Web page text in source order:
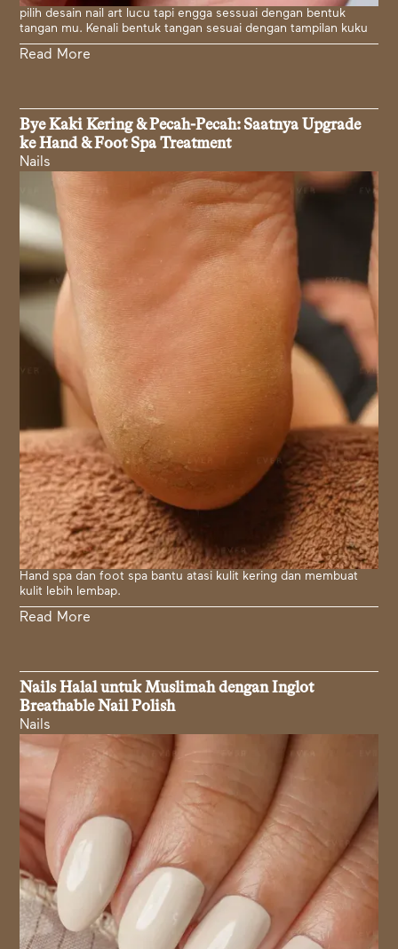
pilih desain nail art lucu tapi engga sessuai dengan bentuk
tangan mu. Kenali bentuk tangan sesuai dengan tampilan kuku
Read More
Bye Kaki Kering & Pecah-Pecah: Saatnya Upgrade
ke Hand & Foot Spa Treatment
Nails
Hand spa dan foot spa bantu atasi kulit kering dan membuat
kulit lebih lembap.
Read More
Nails Halal untuk Muslimah dengan Inglot
Breathable Nail Polish
Nails